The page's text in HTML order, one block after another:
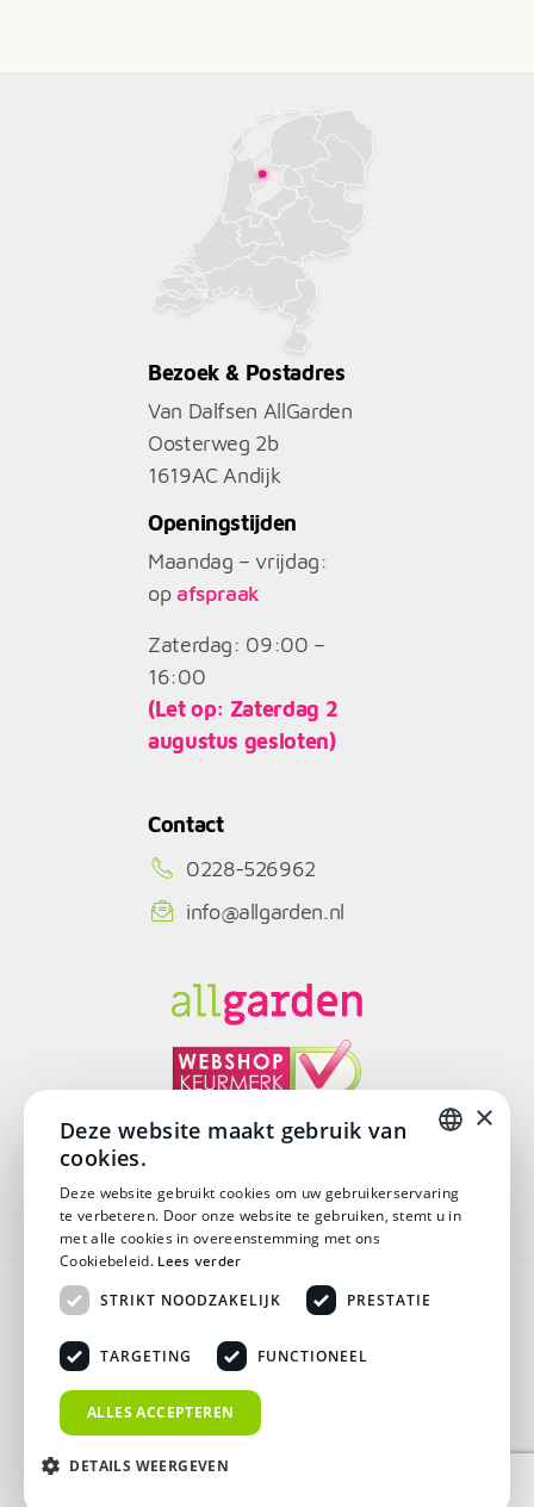
Bezoek & Postadres
Van Dalfsen AllGarden
Oosterweg 2b
1619AC Andijk
Openingstijden
Maandag – vrijdag:
op afspraak
Zaterdag: 09:00 –
16:00
(Let op: Zaterdag 2
augustus gesloten)
Contact
0228-526962
info@allgarden.nl
Algemene voorwaarden
Disclaimer
Privacy verklaring
DUTCH
×
Deze website maakt gebruik van
cookies.
Deze website gebruikt cookies om uw gebruikerservaring
te verbeteren. Door onze website te gebruiken, stemt u in
met alle cookies in overeenstemming met ons
Cookiebeleid. Lees verder
STRIKT NOODZAKELIJK PRESTATIE
TARGETING FUNCTIONEEL
ALLES ACCEPTEREN
DETAILS WEERGEVEN